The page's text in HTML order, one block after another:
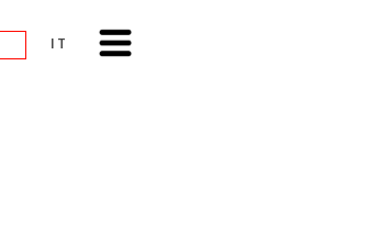
ITALIANO